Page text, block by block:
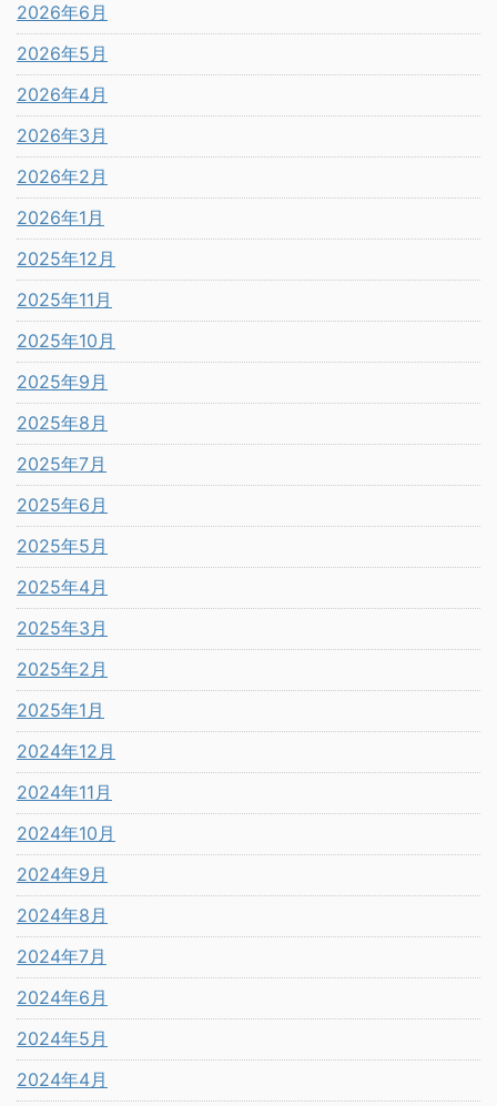
2026年6月
2026年5月
2026年4月
2026年3月
2026年2月
2026年1月
2025年12月
2025年11月
2025年10月
2025年9月
2025年8月
2025年7月
2025年6月
2025年5月
2025年4月
2025年3月
2025年2月
2025年1月
2024年12月
2024年11月
2024年10月
2024年9月
2024年8月
2024年7月
2024年6月
2024年5月
2024年4月